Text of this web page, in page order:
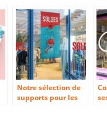
Notre sélection de
supports pour les